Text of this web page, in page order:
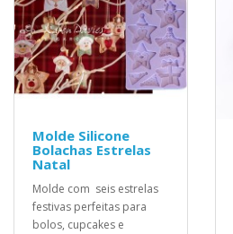
Molde Silicone
Bolachas Estrelas
Natal
Molde com seis estrelas
festivas perfeitas para
bolos, cupcakes e